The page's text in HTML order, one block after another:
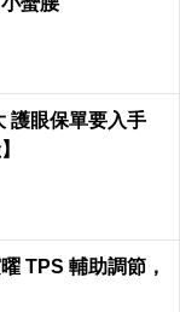
護眼保單要入手
TPS 輔助調節，